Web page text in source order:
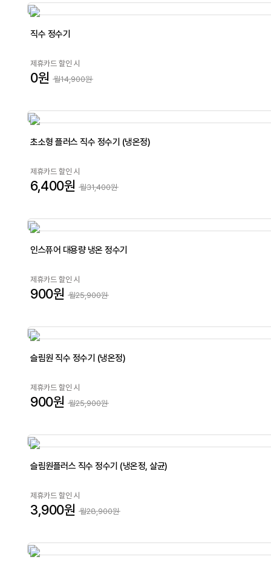
직수 정수기
제휴카드 할인 시
0원 월14,900원
초소형 플러스 직수 정수기 (냉온정)
제휴카드 할인 시
6,400원 월31,400원
인스퓨어 대용량 냉온 정수기
제휴카드 할인 시
900원 월25,900원
슬림원 직수 정수기 (냉온정)
제휴카드 할인 시
900원 월25,900원
슬림원플러스 직수 정수기 (냉온정, 살균)
제휴카드 할인 시
3,900원 월28,900원